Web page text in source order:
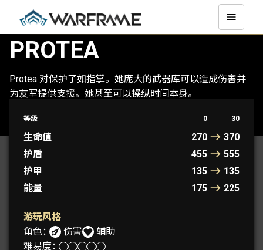
PROTEA
Protea 对保护了如指掌。她庞大的武器库可以造成伤害并
为友军提供支援。她甚至可以操纵时间本身。
等级 0 30
生命值 270
370
护盾
455
555
护甲
135
135
能量
175 225
游玩风格
角色：
伤害
辅助
难易度：